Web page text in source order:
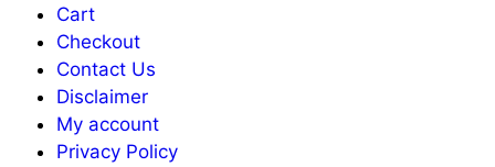
Cart
Checkout
Contact Us
Disclaimer
My account
Privacy Policy